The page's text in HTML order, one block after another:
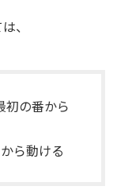
、
初の番から
ら動ける